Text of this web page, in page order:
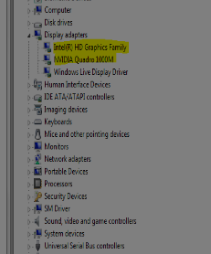
ド
グ
ラ
フ
ッ
無
効